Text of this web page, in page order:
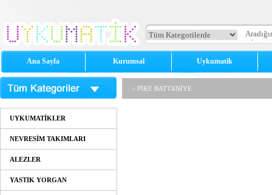
Ana Sayfa Kurumsal Uykumatik
UYKUMATİKLER
NEVRESİM TAKIMLARI
ALEZLER
YASTIK YORGAN
> PİKE BATTANİYE